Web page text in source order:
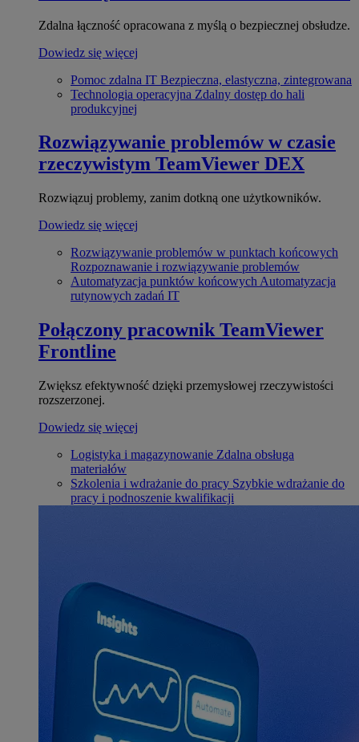
Zdalna łączność opracowana z myślą o bezpiecznej obsłudze.
Dowiedz się więcej
Pomoc zdalna IT Bezpieczna, elastyczna, zintegrowana
Technologia operacyjna Zdalny dostęp do hali
produkcyjnej
Rozwiązywanie problemów w czasie
rzeczywistym TeamViewer DEX
Rozwiązuj problemy, zanim dotkną one użytkowników.
Dowiedz się więcej
Rozwiązywanie problemów w punktach końcowych
Rozpoznawanie i rozwiązywanie problemów
Automatyzacja punktów końcowych Automatyzacja
rutynowych zadań IT
Połączony pracownik TeamViewer
Frontline
Zwiększ efektywność dzięki przemysłowej rzeczywistości
rozszerzonej.
Dowiedz się więcej
Logistyka i magazynowanie Zdalna obsługa
materiałów
Szkolenia i wdrażanie do pracy Szybkie wdrażanie do
pracy i podnoszenie kwalifikacji